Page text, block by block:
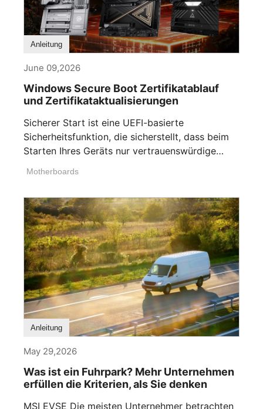
Anleitung
June 09,2026
Windows Secure Boot Zertifikatablauf
und Zertifikataktualisierungen
Sicherer Start ist eine UEFI-basierte
Sicherheitsfunktion, die sicherstellt, dass beim
Starten Ihres Geräts nur vertrauenswürdige
Motherboards
Anleitung
May 29,2026
Was ist ein Fuhrpark? Mehr Unternehmen
erfüllen die Kriterien, als Sie denken
MSI EVSE Die meisten Unternehmer betrachten